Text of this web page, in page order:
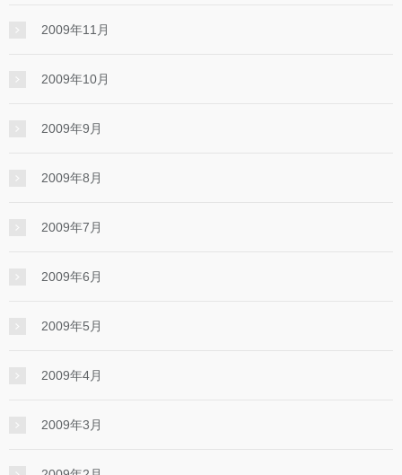
2009年11月
2009年10月
2009年9月
2009年8月
2009年7月
2009年6月
2009年5月
2009年4月
2009年3月